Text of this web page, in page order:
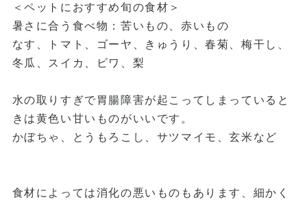
＜ペットにおすすめ旬の食材＞
暑さに合う食べ物：苦いもの、赤いもの
なす、トマト、ゴーヤ、きゅうり、春菊、梅干し、
冬瓜、スイカ、ビワ、梨
水の取りすぎで胃腸障害が起こってしまっていると
きは黄色い甘いものがいいです。
かぼちゃ、とうもろこし、サツマイモ、玄米など
食材によっては消化の悪いものもあります、細かく